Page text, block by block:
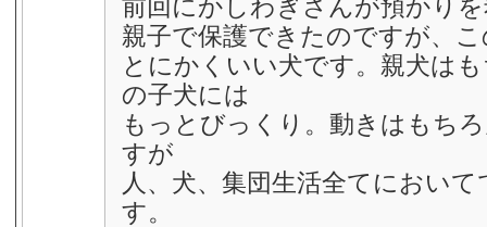
前回にかしわぎさんが預かり
親子で保護できたのですが、
とにかくいい犬です。親犬は
の子犬には
もっとびっくり。動きはもち
すが
人、犬、集団生活全てにおい
す。